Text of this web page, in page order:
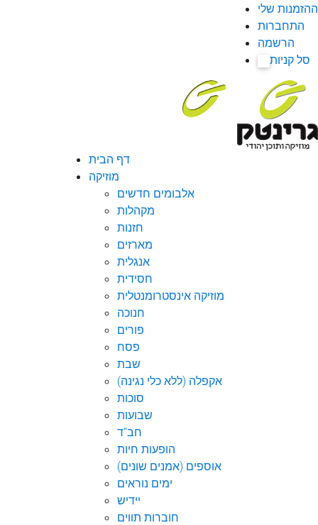
ההזמנות שלי
התחברות
הרשמה
סל קניות
דף הבית
מוזיקה
אלבומים חדשים
מקהלות
חזנות
מארזים
אנגלית
חסידית
מוזיקה אינסטרומנטלית
חנוכה
פורים
פסח
שבת
אקפלה (ללא כלי נגינה)
סוכות
שבועות
חב"ד
הופעות חיות
אוספים (אמנים שונים)
ימים נוראים
יידיש
חוברות תווים